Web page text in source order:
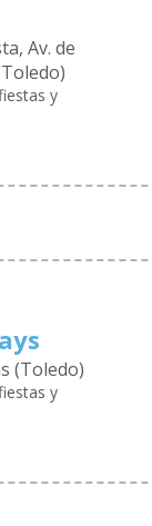
Av. de
y
(Toledo)
y